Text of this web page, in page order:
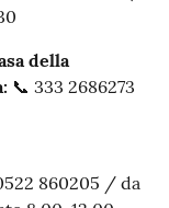
della
📞 333 2686273
860205 / da